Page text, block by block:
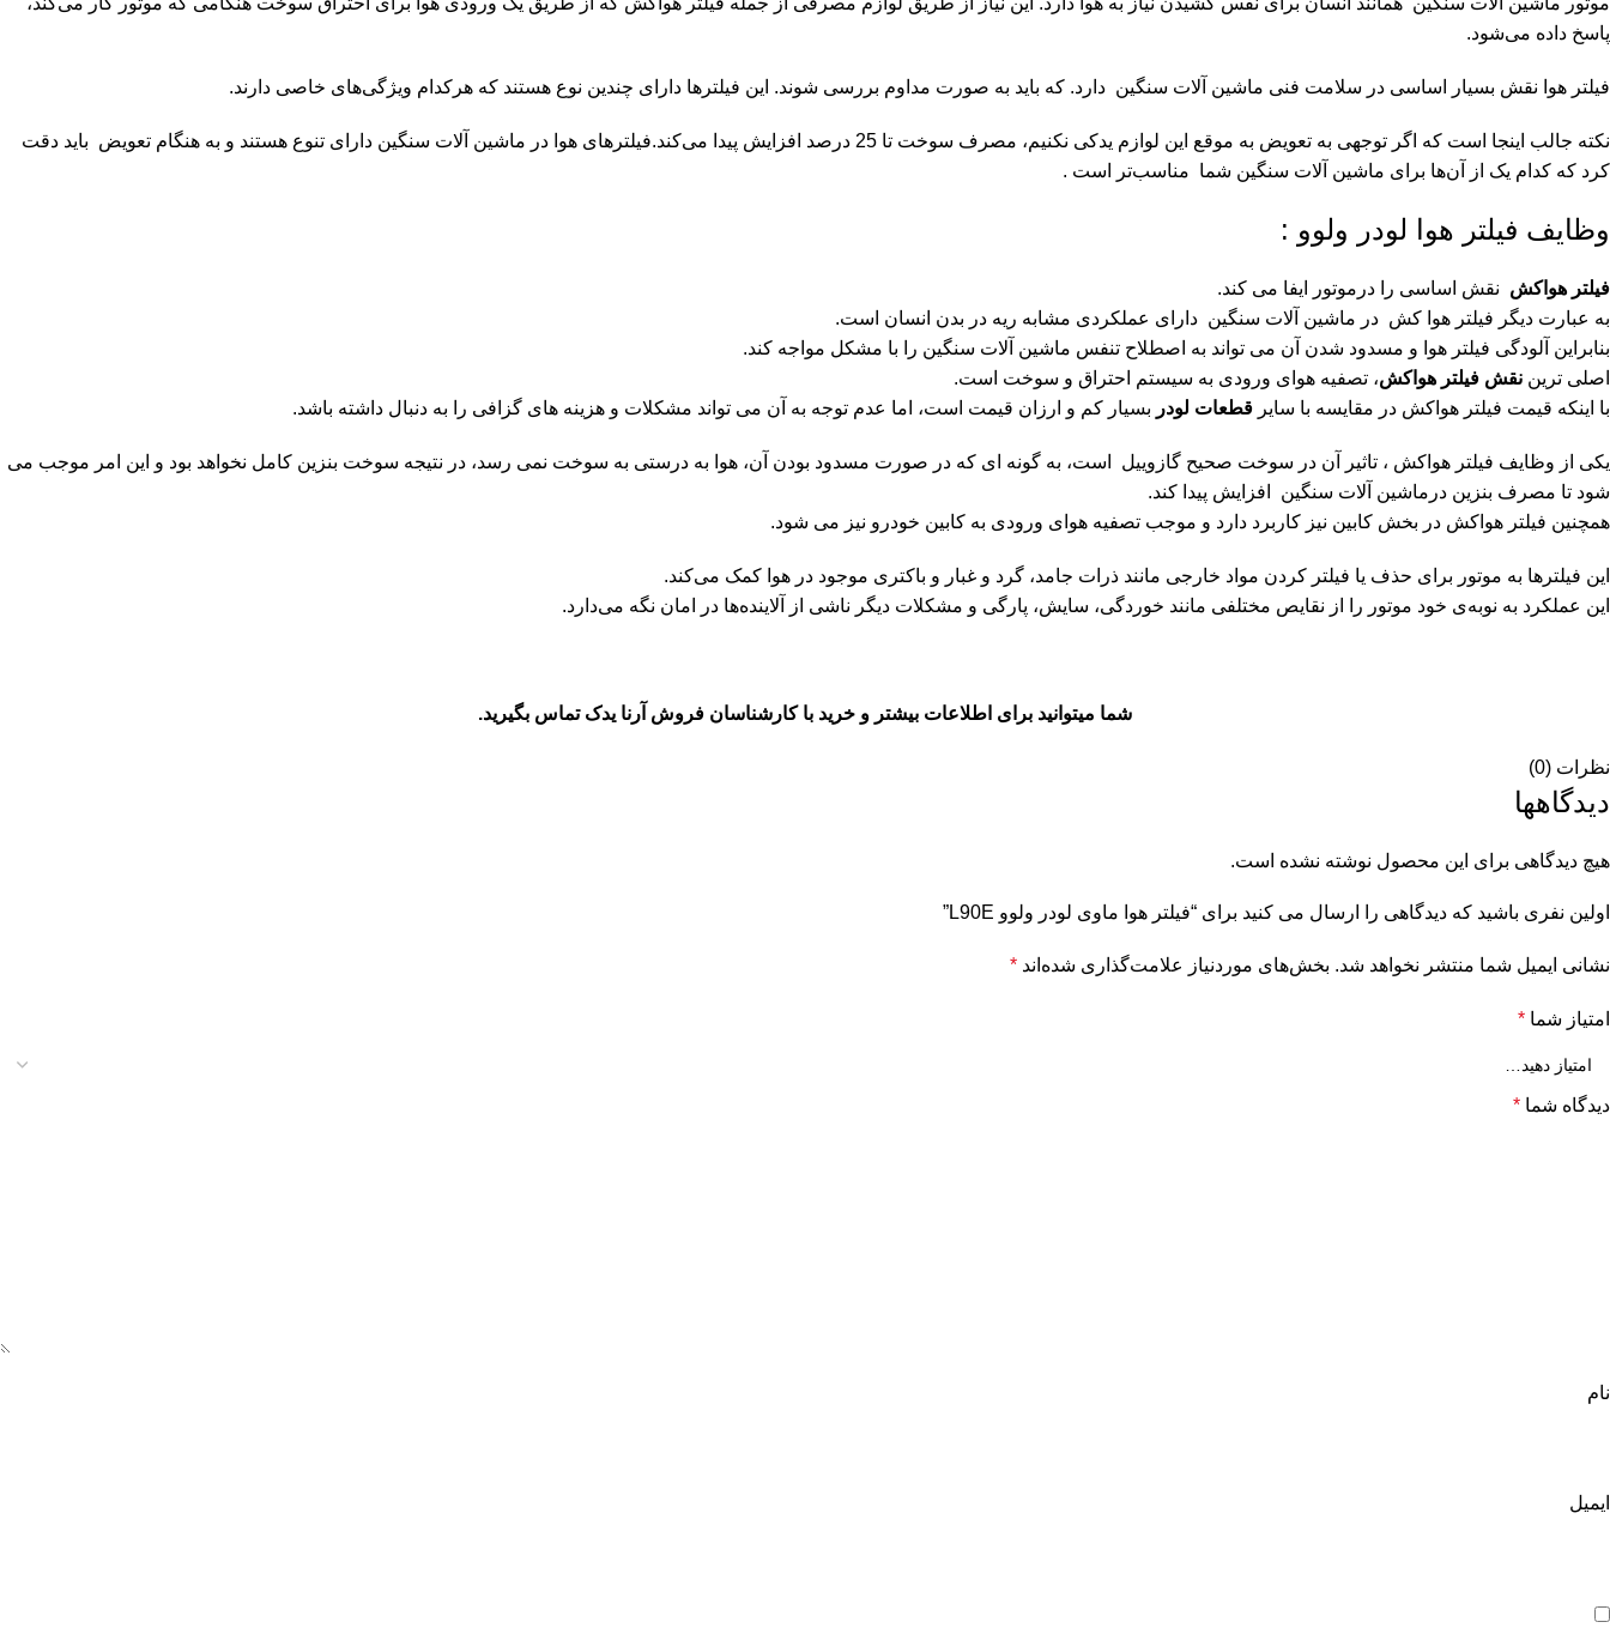
پاسخ داده می‌شود.
فیلتر هوا نقش بسیار اساسی در سلامت فنی ماشین آلات سنگین دارد. که باید به صورت مداوم بررسی شوند. این فیلترها دارای چندین نوع هستند که هرکدام ویژگی‌های خاصی دارند.
نکته جالب اینجا است که اگر توجهی به تعویض به موقع این لوازم یدکی نکنیم، مصرف سوخت تا 25 درصد افزایش پیدا می‌کند.فیلتر‌های هوا در ماشین آلات سنگین دارای تنوع هستند و به هنگام تعویض باید دقت
کرد که کدام یک از آن‌ها برای ماشین آلات سنگین شما مناسب‌تر است .
وظایف فیلتر هوا لودر ولوو :
فیلتر هواکش نقش اساسی را درموتور ایفا می کند.
به عبارت دیگر فیلتر هوا کش در ماشین آلات سنگین دارای عملکردی مشابه ریه در بدن انسان است.
بنابراین آلودگی فیلتر هوا و مسدود شدن آن می تواند به اصطلاح تنفس ماشین آلات سنگین را با مشکل مواجه کند.
اصلی ترین نقش فیلتر هواکش، تصفیه هوای ورودی به سیستم احتراق و سوخت است.
با اینکه قیمت فیلتر هواکش در مقایسه با سایر قطعات لودر بسیار کم و ارزان قیمت است، اما عدم توجه به آن می تواند مشکلات و هزینه های گزافی را به دنبال داشته باشد.
یکی از وظایف فیلتر هواکش ، تاثیر آن در سوخت صحیح گازوییل است، به گونه ای که در صورت مسدود بودن آن، هوا به درستی به سوخت نمی رسد، در نتیجه سوخت بنزین کامل نخواهد بود و این امر موجب می
شود تا مصرف بنزین درماشین آلات سنگین افزایش پیدا کند.
همچنین فیلتر هواکش در بخش کابین نیز کاربرد دارد و موجب تصفیه هوای ورودی به کابین خودرو نیز می شود.
این فیلترها به موتور برای حذف یا فیلتر کردن مواد خارجی مانند ذرات جامد، گرد و غبار و باکتری موجود در هوا کمک می‌کند.
این عملکرد به‌ نوبه‌ی خود موتور را از نقایص مختلفی مانند خوردگی، سایش، پارگی و مشکلات دیگر ناشی از آلاینده‌ها در امان نگه می‌دارد.
شما میتوانید برای اطلاعات بیشتر و خرید با کارشناسان فروش آرنا یدک تماس بگیرید.
نظرات (0)
دیدگاهها
هیچ دیدگاهی برای این محصول نوشته نشده است.
اولین نفری باشید که دیدگاهی را ارسال می کنید برای “فیلتر هوا ماوی لودر ولوو L90E”
نشانی ایمیل شما منتشر نخواهد شد. بخش‌های موردنیاز علامت‌گذاری شده‌اند *
امتیاز شما *
دیدگاه شما *
نام
ایمیل